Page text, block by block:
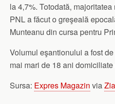
la 4,7%. Totodată,
PNL a făcut o greşeală
Munteanu din cursa pentru
Volumul eşantionului a fost
mai mari de 18 ani
Sursa: Expres Magazin via